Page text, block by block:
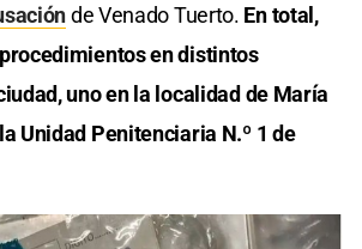
de Venado Tuerto. En total,
en distintos
uno en la localidad de María
Unidad Penitenciaria N.º 1 de